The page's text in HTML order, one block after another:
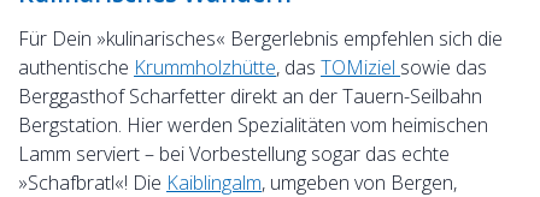
Für Dein »kulinarisches« Bergerlebnis empfehlen sich die
authentische Krummholzhütte, das TOMiziel sowie das
Berggasthof Scharfetter direkt an der Tauern-Seilbahn
Bergstation. Hier werden Spezialitäten vom heimischen
Lamm serviert – bei Vorbestellung sogar das echte
»Schafbratl«! Die Kaiblingalm, umgeben von Bergen,